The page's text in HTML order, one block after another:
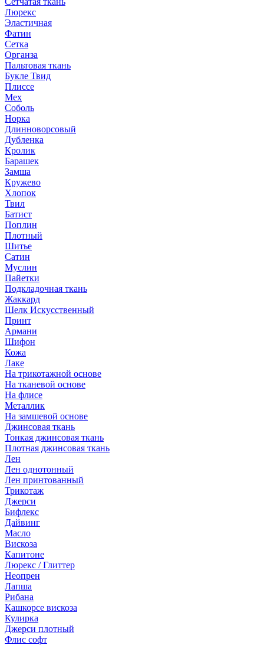
Люрекс
Эластичная
Фатин
Сетка
Органза
Пальтовая ткань
Букле Твид
Плиссе
Мех
Соболь
Норка
Длинноворсовый
Дубленка
Кролик
Барашек
Замша
Кружево
Хлопок
Твил
Батист
Поплин
Плотный
Шитье
Сатин
Муслин
Пайетки
Подкладочная ткань
Жаккард
Шелк Искусственный
Принт
Армани
Шифон
Кожа
Лаке
На трикотажной основе
На тканевой основе
На флисе
Металлик
На замшевой основе
Джинсовая ткань
Тонкая джинсовая ткань
Плотная джинсовая ткань
Лен
Лен однотонный
Лен принтованный
Трикотаж
Джерси
Бифлекс
Дайвинг
Масло
Вискоза
Капитоне
Люрекс / Глиттер
Неопрен
Лапша
Рибана
Кашкорсе вискоза
Кулирка
Джерси плотный
Флис софт